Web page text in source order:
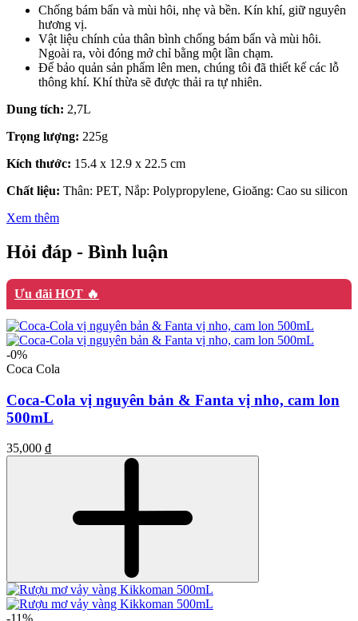
Chống bám bẩn và mùi hôi, nhẹ và bền. Kín khí, giữ nguyên
hương vị.
Vật liệu chính của thân bình chống bám bẩn và mùi hôi.
Ngoài ra, vòi đóng mở chỉ bằng một lần chạm.
Để bảo quản sản phẩm lên men, chúng tôi đã thiết kế các lỗ
thông khí. Khí thừa sẽ được thải ra tự nhiên.
Dung tích: 2,7L
Trọng lượng: 225g
Kích thước: 15.4 x 12.9 x 22.5 cm
Chất liệu: Thân: PET, Nắp: Polypropylene, Gioăng: Cao su silicon
Xem thêm
Hỏi đáp - Bình luận
Ưu đãi HOT 🔥
-0%
Coca Cola
Coca-Cola vị nguyên bản & Fanta vị nho, cam lon
500mL
35,000 ₫